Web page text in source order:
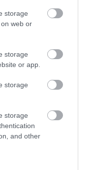
storage
web or
storage
or app.
storage
storage
and other
Jelentés
oké volt!